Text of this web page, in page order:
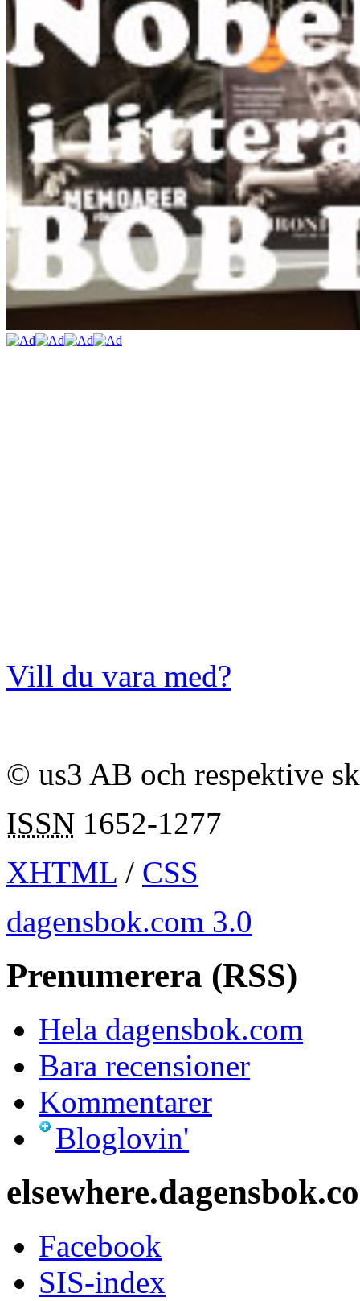
Vill du vara med?
© us3 AB och respektive
ISSN 1652-1277
XHTML / CSS
dagensbok.com 3.0
Prenumerera (RSS)
Hela dagensbok.com
Bara recensioner
Kommentarer
Bloglovin'
Facebook
SIS-index